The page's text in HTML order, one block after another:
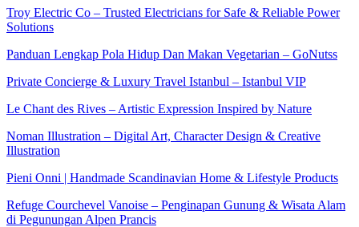
Troy Electric Co – Trusted Electricians for Safe & Reliable Power
Solutions
Panduan Lengkap Pola Hidup Dan Makan Vegetarian – GoNutss
Private Concierge & Luxury Travel Istanbul – Istanbul VIP
Le Chant des Rives – Artistic Expression Inspired by Nature
Noman Illustration – Digital Art, Character Design & Creative
Illustration
Pieni Onni | Handmade Scandinavian Home & Lifestyle Products
Refuge Courchevel Vanoise – Penginapan Gunung & Wisata Alam
di Pegunungan Alpen Prancis